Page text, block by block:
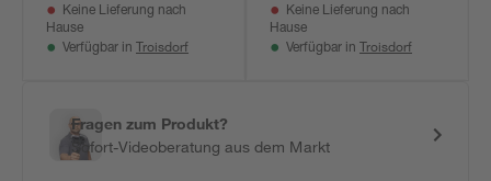
Keine Lieferung nach
Hause
Verfügbar in Troisdorf
Keine Lieferung nach
Hause
Verfügbar in Troisdorf
Fragen zum Produkt?
Sofort-Videoberatung aus dem Markt